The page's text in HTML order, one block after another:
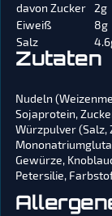
davon Zucker
2g
Eiweiß
8g
Salz
Zutaten
Nudeln
Sojaprotein,
Würzpulver (Salz,
Gewürze,
Petersilie,